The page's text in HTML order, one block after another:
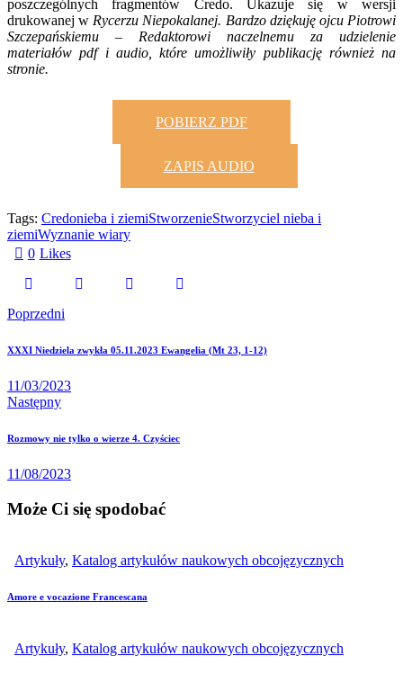
poszczególnych fragmentów Credo. Ukazuje się w wersji
drukowanej w Rycerzu Niepokalanej. Bardzo dziękuję ojcu Piotrowi
Szczepańskiemu – Redaktorowi naczelnemu za udzielenie
materiałów pdf i audio, które umożliwiły publikację również na
stronie.
POBIERZ PDF
ZAPIS AUDIO
Tags: Credonieba i ziemiStworzenieStworzyciel nieba i
ziemiWyznanie wiary
0 Likes
wpisu
Poprzedni
XXXI Niedziela zwykła 05.11.2023 Ewangelia (Mt 23, 1-12)
11/03/2023
Następny
Rozmowy nie tylko o wierze 4. Czyściec
11/08/2023
Może Ci się spodobać
Artykuły, Katalog artykułów naukowych obcojęzycznych
Amore e vocazione Francescana
Artykuły, Katalog artykułów naukowych obcojęzycznych